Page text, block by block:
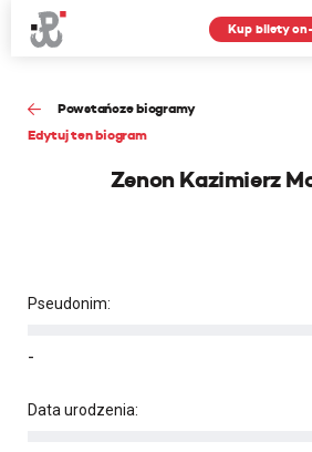
Kup bilety
Powstańcze biogramy
Edytuj ten biogram
Zenon Kazimierz
Pseudonim:
-
Data urodzenia: